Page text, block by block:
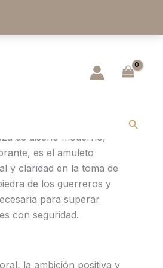
Buscar
con la pulsera de
de diseño moderno,
es el amuleto
y claridad en la toma de
de los guerreros y
para superar
con seguridad.
la ambición positiva y